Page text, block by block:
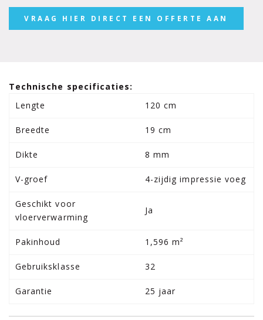
VRAAG HIER DIRECT EEN OFFERTE AAN
Technische specificaties:
Lengte
120 cm
Breedte 19 cm
Dikte 8 mm
V-groef 4-zijdig impressie voeg
Geschikt voor
vloerverwarming
Ja
Pakinhoud 1,596 m²
Gebruiksklasse 32
Garantie 25 jaar